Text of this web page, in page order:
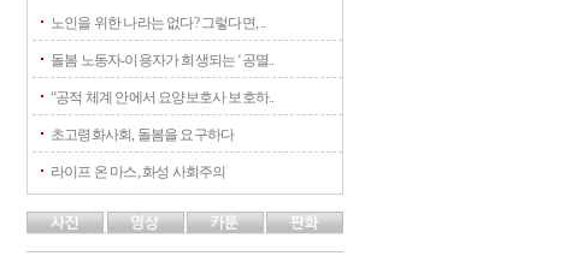
노인을 위한 나라는 없다? 그렇다면, ..
돌봄 노동자-이용자가 희생되는 ‘공멸..
“공적 체계 안에서 요양보호사 보호하..
초고령화사회, 돌봄을 요구하다
라이프 온 마스, 화성 사회주의